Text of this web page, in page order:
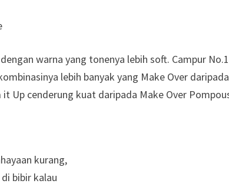
warna yang tonenya lebih soft. Campur
lebih banyak yang Make Over daripada
Up cenderung kuat daripada Make Over
kurang,
bibir kalau